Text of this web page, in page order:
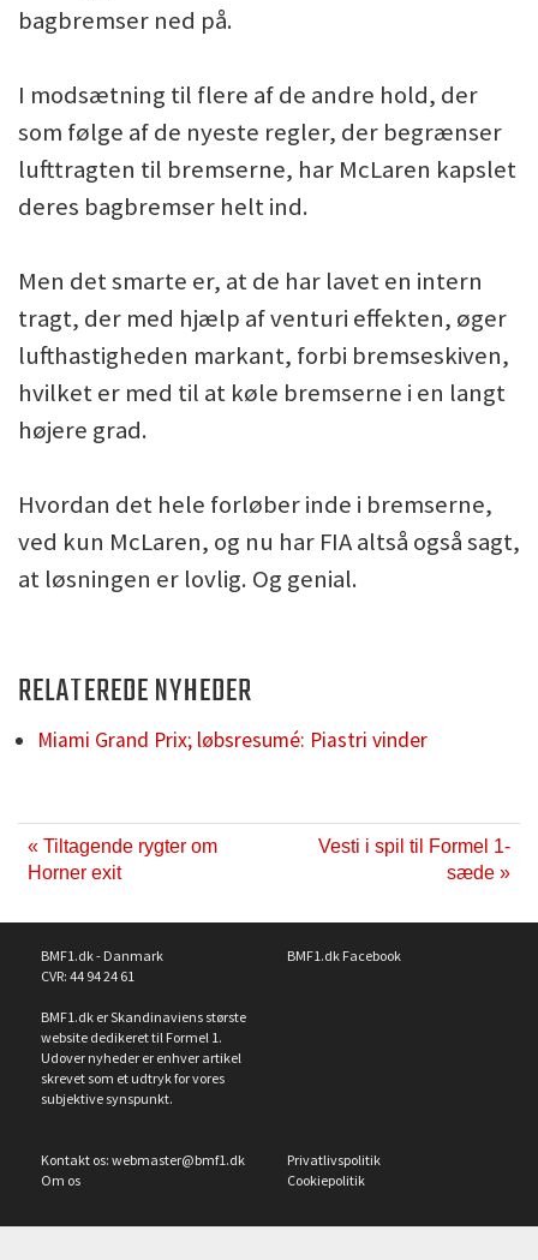
bagbremser ned på.
I modsætning til flere af de andre hold, der
som følge af de nyeste regler, der begrænser
lufttragten til bremserne, har McLaren kapslet
deres bagbremser helt ind.
Men det smarte er, at de har lavet en intern
tragt, der med hjælp af venturi effekten, øger
lufthastigheden markant, forbi bremseskiven,
hvilket er med til at køle bremserne i en langt
højere grad.
Hvordan det hele forløber inde i bremserne,
ved kun McLaren, og nu har FIA altså også sagt,
at løsningen er lovlig. Og genial.
RELATEREDE NYHEDER
Miami Grand Prix; løbsresumé: Piastri vinder
« Tiltagende rygter om
Horner exit
Vesti i spil til Formel 1-
sæde »
BMF1.dk - Danmark
CVR: 44 94 24 61
BMF1.dk er Skandinaviens største
website dedikeret til Formel 1.
Udover nyheder er enhver artikel
skrevet som et udtryk for vores
subjektive synspunkt.
BMF1.dk Facebook
Kontakt os: webmaster@bmf1.dk
Om os
Privatlivspolitik
Cookiepolitik